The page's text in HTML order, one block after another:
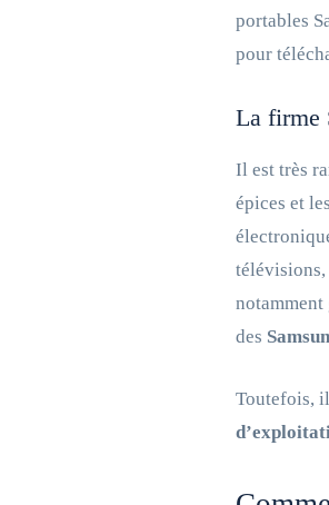
portables
pour
La firme
Il est très
épices et
télévisions,
notamment
des
Toutefois,